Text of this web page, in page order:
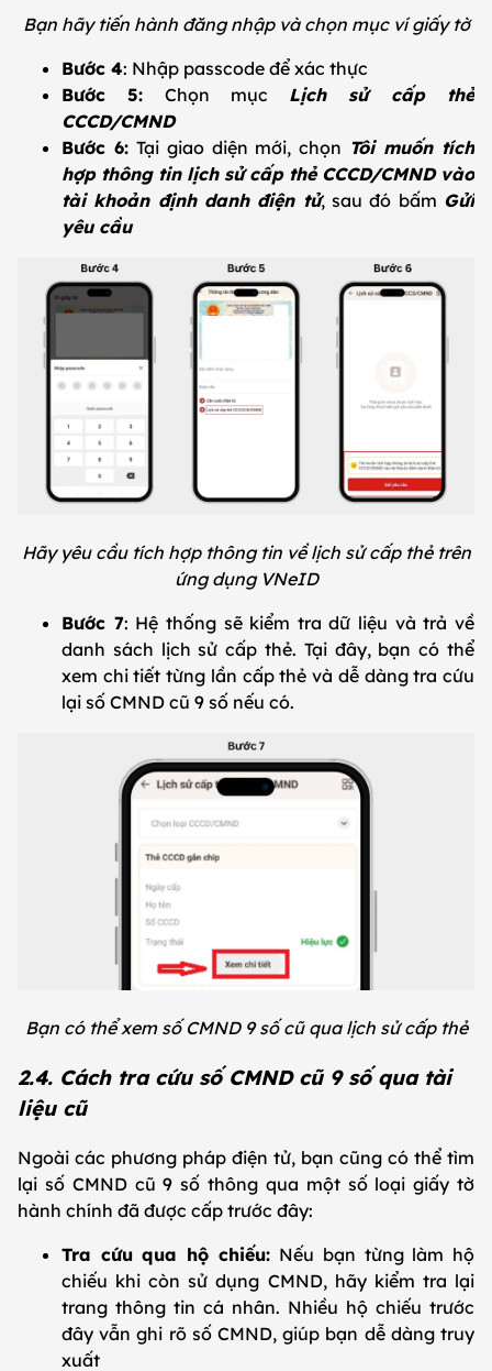
Bạn hãy tiến hành đăng nhập và chọn mục ví giấy tờ
Bước 4: Nhập passcode để xác thực
Bước 5: Chọn mục Lịch sử cấp thẻ
CCCD/CMND
Bước 6:Tại giao diện mới, chọn Tôi muốn tích
hợp thông tin lịch sử cấp thẻ CCCD/CMND vào
tài khoản định danh điện tử, sau đó bấm Gửi
yêu cầu
Hãy yêu cầu tích hợp thông tin về lịch sử cấp thẻ trên
ứng dụng VNeID
Bước 7: Hệ thống sẽ kiểm tra dữ liệu và trả về
danh sách lịch sử cấp thẻ. Tại đây, bạn có thể
xem chi tiết từng lần cấp thẻ và dễ dàng tra cứu
lại số CMND cũ 9 số nếu có.
Bạn có thể xem số CMND 9 số cũ qua lịch sử cấp thẻ
2.4. Cách tra cứu số CMND cũ 9 số qua tài
liệu cũ
Ngoài các phương pháp điện tử, bạn cũng có thể tìm
lại số CMND cũ 9 số thông qua một số loại giấy tờ
hành chính đã được cấp trước đây:
Tra cứu qua hộ chiếu: Nếu bạn từng làm hộ
chiếu khi còn sử dụng CMND, hãy kiểm tra lại
trang thông tin cá nhân. Nhiều hộ chiếu trước
đây vẫn ghi rõ số CMND, giúp bạn dễ dàng truy
xuất